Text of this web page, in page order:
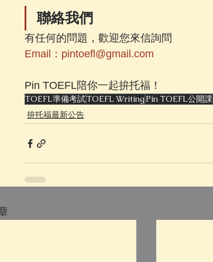
聯絡我們
有任何的問題，歡迎您來信詢問
Email：pintoefl@gmail.com
Pin TOEFL陪你一起拚托福！
TOEFL準備考試TOEFL Writing Pin TOEFL公開課
拚托福最新公告